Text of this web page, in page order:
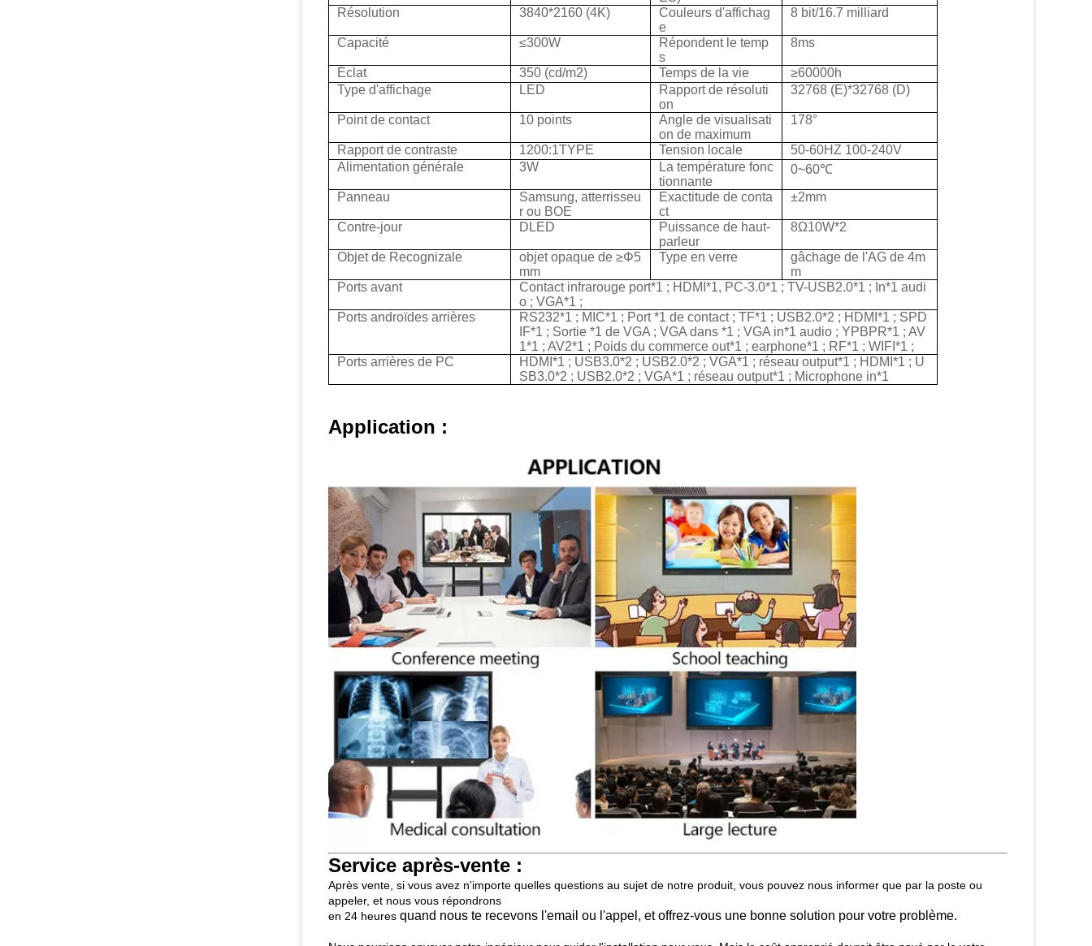
Résolution 3840*2160 (4K)
Couleurs d'affichag
e
8 bit/16.7 milliard
Capacité ≤300W
Répondent le temp
s
8ms
Éclat 350 (cd/m2) Temps de la vie
≥60000h
Type d'affichage
LED
Rapport de résoluti
on
32768 (E)*32768 (D)
Point de contact 10 points
Angle de visualisati
on de maximum
178°
Rapport de contraste 1200:1TYPE Tension locale
50-60HZ 100-240V
Alimentation générale
3W
La température fonc
tionnante
0~60℃
Panneau
Samsung, atterrisseu
r ou BOE
Exactitude de conta
ct
±2mm
Contre-jour DLED
Puissance de haut-
parleur
8Ω10W*2
Objet de Recognizale
objet opaque de ≥Φ5
mm
Type en verre
gâchage de l'AG de 4m
m
Ports avant
Contact infrarouge port*1 ; HDMI*1, PC-3.0*1 ; TV-USB2.0*1 ; In*1 audi
o ; VGA*1 ;
Ports androïdes arrières
RS232*1 ; MIC*1 ; Port *1 de contact ; TF*1 ; USB2.0*2 ; HDMI*1 ; SPD
IF*1 ; Sortie *1 de VGA ; VGA dans *1 ; VGA in*1 audio ; YPBPR*1 ; AV
1*1 ; AV2*1 ; Poids du commerce out*1 ; earphone*1 ; RF*1 ; WIFI*1 ;
Ports arrières de PC
HDMI*1 ; USB3.0*2 ; USB2.0*2 ; VGA*1 ; réseau output*1 ; HDMI*1 ; U
SB3.0*2 ; USB2.0*2 ; VGA*1 ; réseau output*1 ; Microphone in*1
Application :
Service après-vente :
Après vente, si vous avez n'importe quelles questions au sujet de notre produit, vous pouvez nous informer que par la poste ou
appeler, et nous vous répondrons
en 24 heures quand nous te recevons l'email ou l'appel, et offrez-vous une bonne solution pour votre problème.